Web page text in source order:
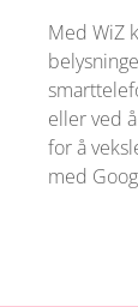
Med WiZ
eller ved
for å
med